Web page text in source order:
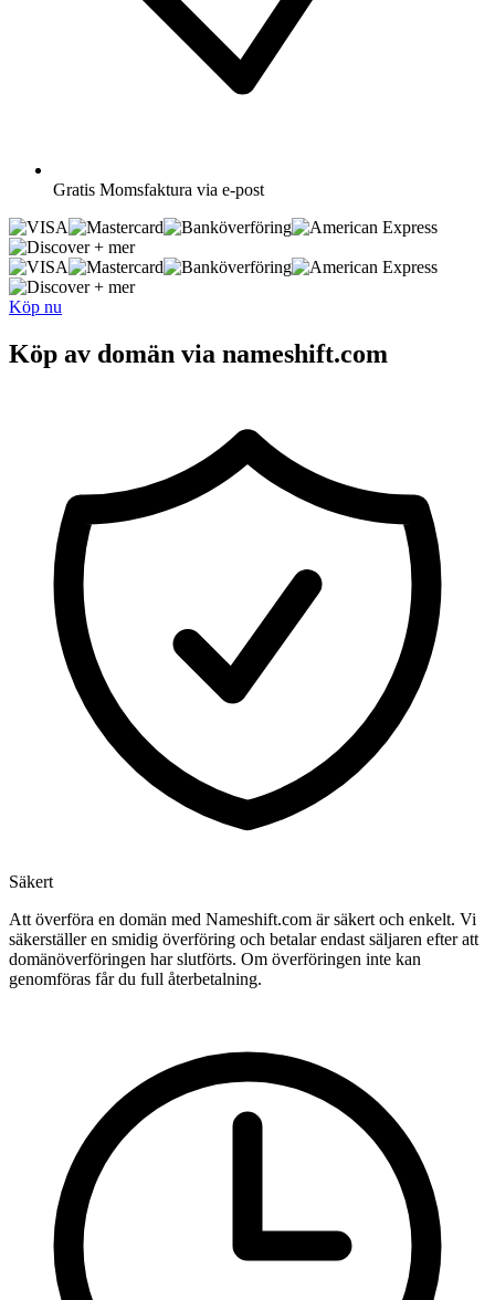
Gratis Momsfaktura via e-post
+ mer
+ mer
Köp nu
Köp av domän via nameshift.com
Säkert
Att överföra en domän med Nameshift.com är säkert och enkelt. Vi
säkerställer en smidig överföring och betalar endast säljaren efter att
domänöverföringen har slutförts. Om överföringen inte kan
genomföras får du full återbetalning.